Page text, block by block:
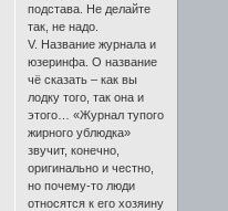
подстава. Не делайте
так, не надо.
V. Название журнала и
юзеринфа. О название
чё сказать – как вы
лодку того, так она и
этого… «Журнал тупого
жирного ублюдка»
звучит, конечно,
оригинально и честно,
но почему-то люди
относятся к его хозяину